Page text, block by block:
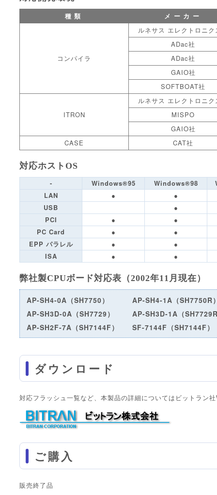
種類 メーカー
コンパイラ
ルネサス エレクトロニク
ADac社
ADac社
GAIO社
SOFTBOAT社
ITRON
ルネサス エレクトロニク
MISPO
GAIO社
CASE
CAT社
対応ホストOS
- Windows®95 Windows®98
LAN
●
●
USB
●
PCI
●
●
PC Card
●
●
EPP パラレル
●
●
ISA
● ●
弊社製CPUボード対応表（2002年11月現在）
AP-SH4-0A（SH7750）
AP-SH4-1A（SH7750R
AP-SH3D-0A（SH7729）
AP-SH3D-1A（
AP-SH2F-7A（SH7144F）
SF-7144F（SH7144F）
ダウンロード
対応フラッシュ一覧など、本製品の詳細についてはビットラン
ご購入
販売終了品